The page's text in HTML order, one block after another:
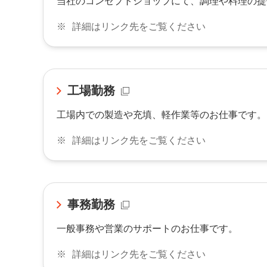
※ 詳細はリンク先をご覧ください
工場勤務
工場内での製造や充填、軽作業等のお仕事です。
※ 詳細はリンク先をご覧ください
事務勤務
一般事務や営業のサポートのお仕事です。
※ 詳細はリンク先をご覧ください